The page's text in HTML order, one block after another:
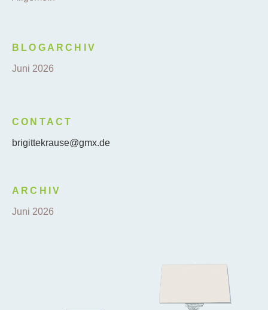
BLOGARCHIV
Juni 2026
CONTACT
brigittekrause@gmx.de
ARCHIV
Juni 2026